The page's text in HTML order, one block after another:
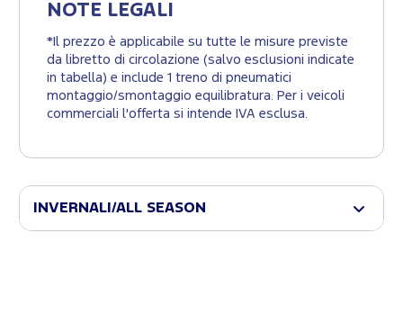
NOTE LEGALI
*Il prezzo è applicabile su tutte le misure previste
da libretto di circolazione (salvo esclusioni indicate
in tabella) e include 1 treno di pneumatici
montaggio/smontaggio equilibratura. Per i veicoli
commerciali l'offerta si intende IVA esclusa.
INVERNALI/ALL SEASON